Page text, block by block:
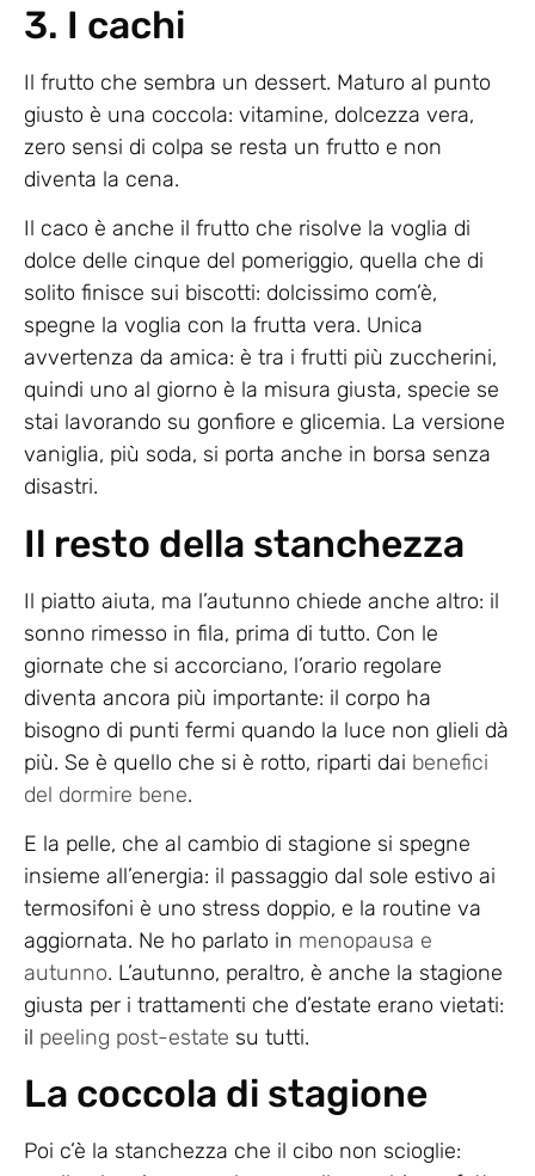
3. I cachi
Il frutto che sembra un dessert. Maturo al punto
giusto è una coccola: vitamine, dolcezza vera,
zero sensi di colpa se resta un frutto e non
diventa la cena.
Il caco è anche il frutto che risolve la voglia di
dolce delle cinque del pomeriggio, quella che di
solito finisce sui biscotti: dolcissimo com’è,
spegne la voglia con la frutta vera. Unica
avvertenza da amica: è tra i frutti più zuccherini,
quindi uno al giorno è la misura giusta, specie se
stai lavorando su gonfiore e glicemia. La versione
vaniglia, più soda, si porta anche in borsa senza
disastri.
Il resto della stanchezza
Il piatto aiuta, ma l’autunno chiede anche altro: il
sonno rimesso in fila, prima di tutto. Con le
giornate che si accorciano, l’orario regolare
diventa ancora più importante: il corpo ha
bisogno di punti fermi quando la luce non glieli dà
più. Se è quello che si è rotto, riparti dai benefici
del dormire bene.
E la pelle, che al cambio di stagione si spegne
insieme all’energia: il passaggio dal sole estivo ai
termosifoni è uno stress doppio, e la routine va
aggiornata. Ne ho parlato in menopausa e
autunno. L’autunno, peraltro, è anche la stagione
giusta per i trattamenti che d’estate erano vietati:
il peeling post-estate su tutti.
La coccola di stagione
Poi c’è la stanchezza che il cibo non scioglie: